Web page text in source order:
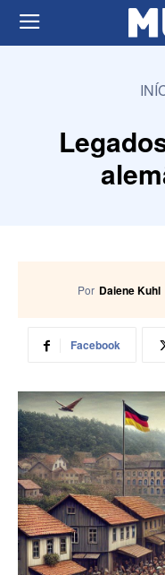
Por Daiene Kuhl
Facebook